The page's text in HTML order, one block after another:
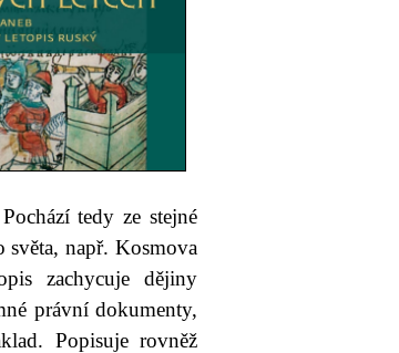
tedy ze stejné
světa, např. Kosmova
zachycuje dějiny
právní dokumenty,
Popisuje rovněž